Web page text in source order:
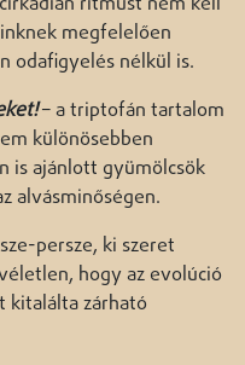
megfelelően
odafigyelés nélkül is.
– a triptofán tartalom
különösebben
is ajánlott gyümölcsök
alvásminőségen.
persze, ki szeret
hogy az evolúció
kitalálta zárható